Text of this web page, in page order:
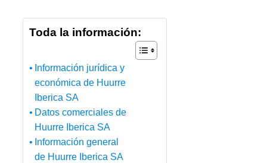
Toda la información:
Información jurídica y
económica de Huurre
Iberica SA
Datos comerciales de
Huurre Iberica SA
Información general
de Huurre Iberica SA